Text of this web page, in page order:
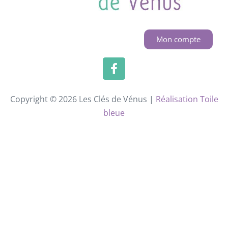
Mon compte
Copyright © 2026 Les Clés de Vénus | Réalisation Toile
bleue